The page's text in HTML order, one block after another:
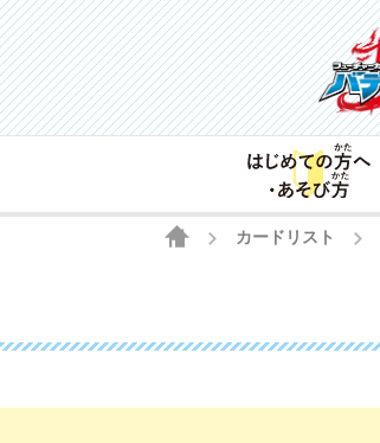
HOME
カードリスト